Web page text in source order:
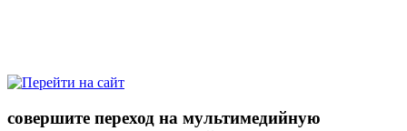
совершите переход на мультимедийную